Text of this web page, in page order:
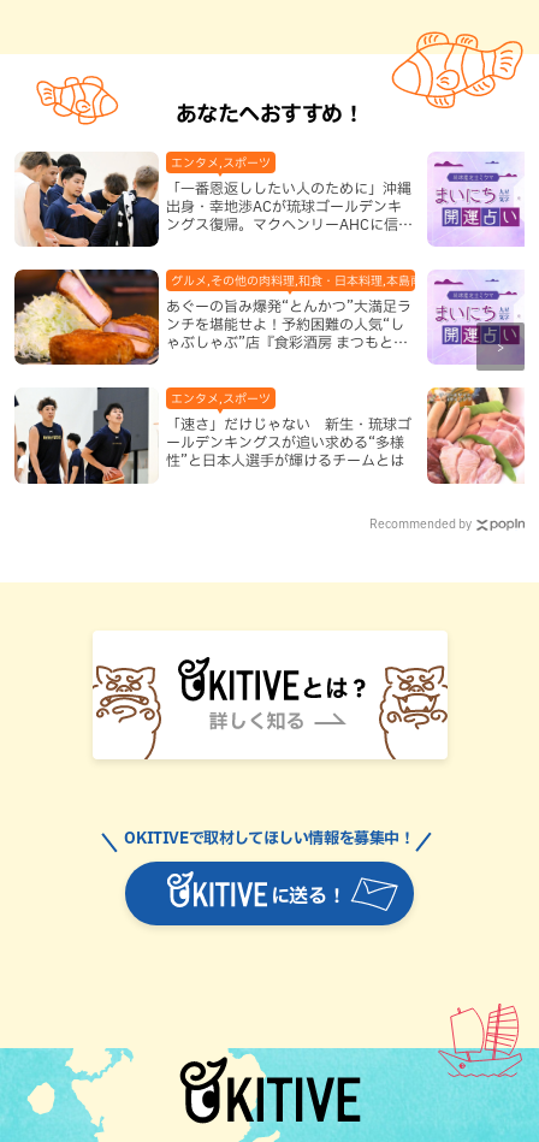
あなたへおすすめ！
「一番恩返ししたい人のために」沖縄
出身・幸地渉ACが琉球ゴールデンキ
ングス復帰。マクヘンリーAHCに信頼
エンタメ,スポーツ
あぐーの旨み爆発“とんかつ”大満足ラ
ンチを堪能せよ！予約困難の人気“し
ゃぶしゃぶ”店『食彩酒房 まつもと』
グルメ,その他の肉料理,和食・日本料理,本島南部,那覇市
「速さ」だけじゃない 新生・琉球ゴ
ールデンキングスが追い求める“多様
性”と日本人選手が輝けるチームとは
エンタメ,スポーツ
Recommended by
に送る！
OKITIVEで取材してほしい情報を募集中！